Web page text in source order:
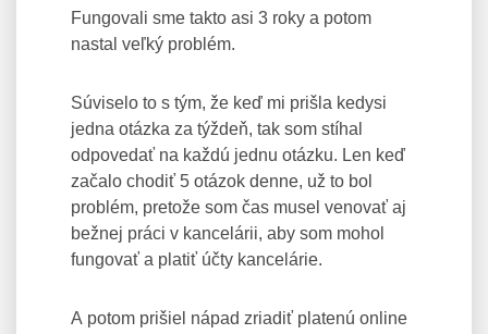
Fungovali sme takto asi 3 roky a potom
nastal veľký problém.
Súviselo to s tým, že keď mi prišla kedysi
jedna otázka za týždeň, tak som stíhal
odpovedať na každú jednu otázku. Len keď
začalo chodiť 5 otázok denne, už to bol
problém, pretože som čas musel venovať aj
bežnej práci v kancelárii, aby som mohol
fungovať a platiť účty kancelárie.
A potom prišiel nápad zriadiť platenú online